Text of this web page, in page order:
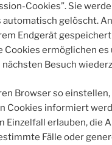
Cookies”. Sie
automatisch gelöscht.
Endgerät
Cookies ermöglichen es
Besuch
Browser so
Cookies informiert
Einzelfall erlauben, die
Fälle oder